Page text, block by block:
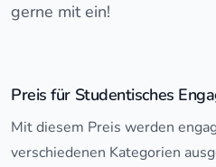
gerne mit ein!
Preis für Studentisches
Mit diesem Preis werden
verschiedenen Kategorien